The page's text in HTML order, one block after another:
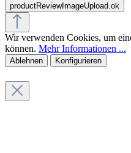
productReviewImageUpload.ok
Wir verwenden Cookies, um
können. Mehr Informationen ...
Ablehnen Konfigurieren